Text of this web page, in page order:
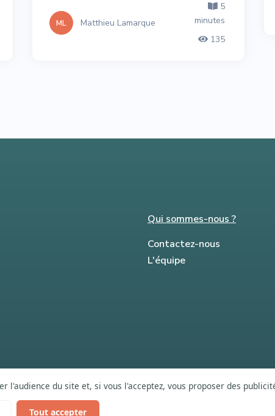
ML Matthieu Lamarque
5
minutes
135
Qui sommes-nous ?
Contactez-nous
L'équipe
l'audience du site et, si vous l'acceptez, vous proposer des
Tout accepter